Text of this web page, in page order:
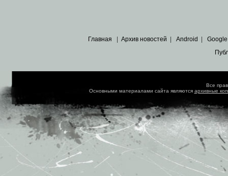
Главная Архив новостей Android Google
Все
Основными материалами сайта являются архивные